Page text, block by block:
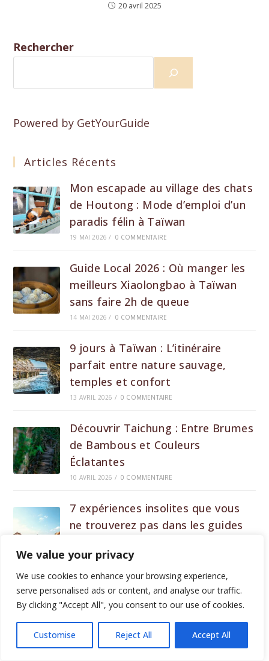
We value your privacy
We use cookies to enhance your browsing experience,
serve personalised ads or content, and analyse our traffic.
By clicking "Accept All", you consent to our use of cookies.
Customise Reject All Accept All
20 avril 2025
Rechercher
Powered by GetYourGuide
Articles Récents
Mon escapade au village des chats
de Houtong : Mode d’emploi d’un
paradis félin à Taïwan
19 MAI 2026 / 0 COMMENTAIRE
Guide Local 2026 : Où manger les
meilleurs Xiaolongbao à Taïwan
sans faire 2h de queue
14 MAI 2026 / 0 COMMENTAIRE
9 jours à Taïwan : L’itinéraire
parfait entre nature sauvage,
temples et confort
13 AVRIL 2026 / 0 COMMENTAIRE
Découvrir Taichung : Entre Brumes
de Bambous et Couleurs
Éclatantes
10 AVRIL 2026 / 0 COMMENTAIRE
7 expériences insolites que vous
ne trouverez pas dans les guides
9 AVRIL 2026 / 0 COMMENTAIRE
De Taipei aux distilleries :
Dégustations à Yilan entre whisky,
bière artisanale et vin de
montagne